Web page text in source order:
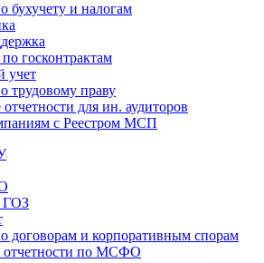
бухучету и налогам
госконтрактам
учет
трудовому праву
для ин. аудиторов
с Реестром МСП
ГОЗ
договорам и корпоративным спорам
отчетности по МСФО